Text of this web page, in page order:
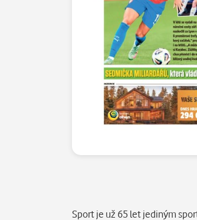
Sport je už 65 let jediným